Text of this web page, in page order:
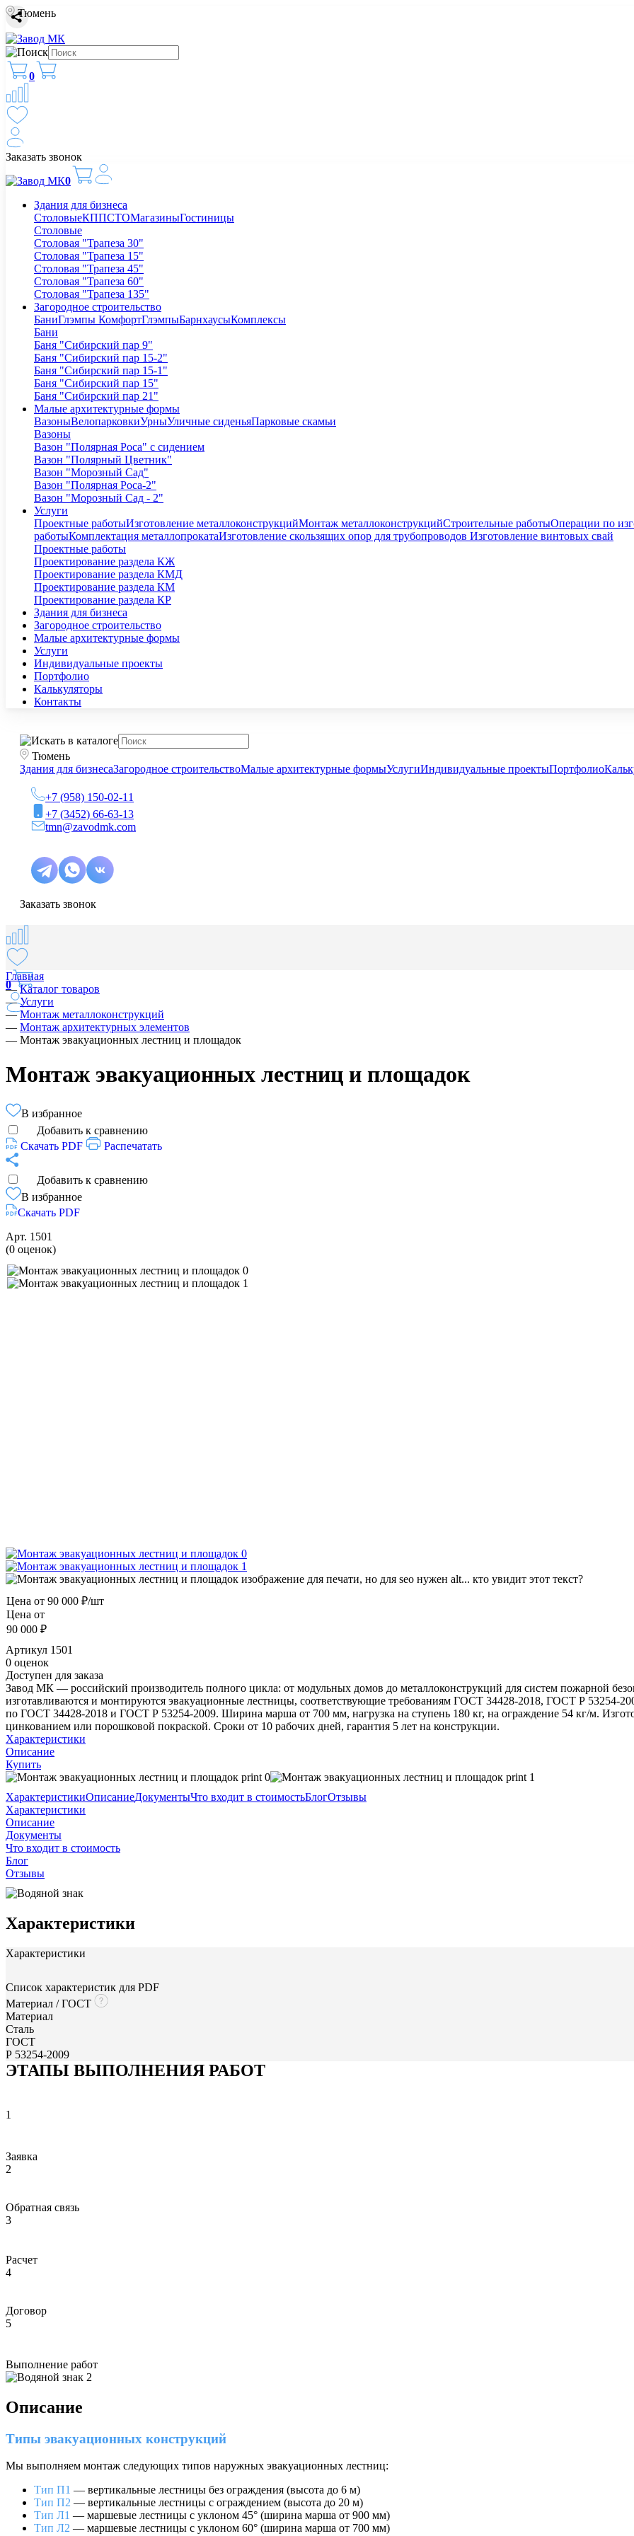
Тюмень
0
Заказать звонок
0
Здания для бизнеса
СтоловыеКППСТОМагазиныГостиницы
Столовые
Столовая "Трапеза 30"
Столовая "Трапеза 15"
Столовая "Трапеза 45"
Столовая "Трапеза 60"
Столовая "Трапеза 135"
Загородное строительство
БаниГлэмпы КомфортГлэмпыБарнхаусыКомплексы
Бани
Баня "Сибирский пар 9"
Баня "Сибирский пар 15-2"
Баня "Сибирский пар 15-1"
Баня "Сибирский пар 15"
Баня "Сибирский пар 21"
Малые архитектурные формы
ВазоныВелопарковкиУрныУличные сиденьяПарковые скамьи
Вазоны
Вазон "Полярная Роса" с сидением
Вазон "Полярный Цветник"
Вазон "Морозный Сад"
Вазон "Полярная Роса-2"
Вазон "Морозный Сад - 2"
Услуги
Проектные работыИзготовление металлоконструкцийМонтаж металлоконструкцийСтроительные работыОперации по
работыКомплектация металлопрокатаИзготовление скользящих опор для трубопроводов Изготовление винтовых свай
Проектные работы
Проектирование раздела КЖ
Проектирование раздела КМД
Проектирование раздела КМ
Проектирование раздела КР
Здания для бизнеса
Загородное строительство
Малые архитектурные формы
Услуги
Индивидуальные проекты
Портфолио
Калькуляторы
Контакты
Тюмень
Здания для бизнесаЗагородное строительствоМалые архитектурные формыУслугиИндивидуальные проектыПортфолио
+7 (958) 150-02-11
+7 (3452) 66-63-13
tmn@zavodmk.com
Заказать звонок
0
Главная
—Каталог товаров
—Услуги
—Монтаж металлоконструкций
— Монтаж архитектурных элементов
— Монтаж эвакуационных лестниц и площадок
Монтаж эвакуационных лестниц и площадок
В избранное
Добавить к сравнению
Скачать PDF
Распечатать
Добавить к сравнению
В избранное
Скачать PDF
Арт. 1501
(0 оценок)
Цена от 90 000 ₽/шт
Цена от
90 000 ₽
Артикул 1501
0 оценок
Доступен для заказа
Завод МК — российский производитель полного цикла: от модульных домов до металлоконструкций для систем пожарной
изготавливаются и монтируются эвакуационные лестницы, соответствующие требованиям ГОСТ 34428-2018, ГОСТ Р 53254-
по ГОСТ 34428-2018 и ГОСТ Р 53254-2009. Ширина марша от 700 мм, нагрузка на ступень 180 кг, на ограждение 54 кг/м.
цинкованием или порошковой покраской. Сроки от 10 рабочих дней, гарантия 5 лет на конструкции.
Характеристики
Описание
Купить
ХарактеристикиОписаниеДокументыЧто входит в стоимостьБлогОтзывы
Характеристики
Описание
Документы
Что входит в стоимость
Блог
Отзывы
Характеристики
Характеристики
Список характеристик для PDF
Материал / ГОСТ
Материал
Сталь
ГОСТ
Р 53254-2009
ЭТАПЫ ВЫПОЛНЕНИЯ РАБОТ
1
Заявка
2
Обратная связь
3
Расчет
4
Договор
5
Выполнение работ
Описание
Типы эвакуационных конструкций
Мы выполняем монтаж следующих типов наружных эвакуационных лестниц:
Тип П1 — вертикальные лестницы без ограждения (высота до 6 м)
Тип П2 — вертикальные лестницы с ограждением (высота до 20 м)
Тип Л1 — маршевые лестницы с уклоном 45° (ширина марша от 900 мм)
Тип Л2 — маршевые лестницы с уклоном 60° (ширина марша от 700 мм)